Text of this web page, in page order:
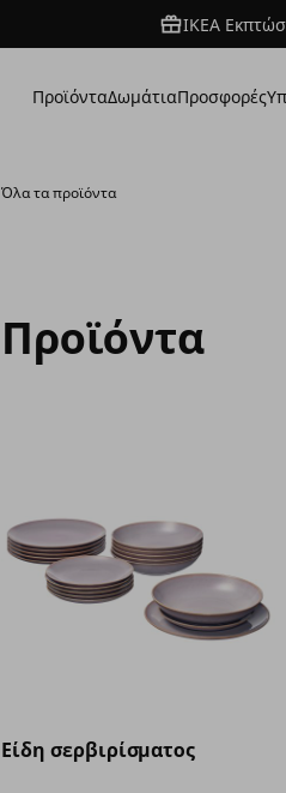
ΙΚΕΑ
ΠροϊόνταΔωμάτιαΠροσφορές
Όλα τα προϊόντα
Προϊόντα
Είδη σερβιρίσματος